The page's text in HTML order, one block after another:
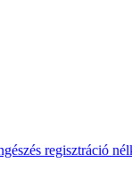
regisztráció